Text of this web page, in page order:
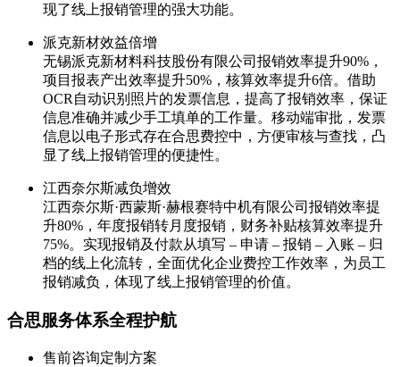
现了线上报销管理的强大功能。
派克新材效益倍增
无锡派克新材料科技股份有限公司报销效率提升90%，
项目报表产出效率提升50%，核算效率提升6倍。借助
OCR自动识别照片的发票信息，提高了报销效率，保证
信息准确并减少手工填单的工作量。移动端审批，发票
信息以电子形式存在合思费控中，方便审核与查找，凸
显了线上报销管理的便捷性。
江西奈尔斯减负增效
江西奈尔斯·西蒙斯·赫根赛特中机有限公司报销效率提
升80%，年度报销转月度报销，财务补贴核算效率提升
75%。实现报销及付款从填写 – 申请 – 报销 – 入账 – 归
档的线上化流转，全面优化企业费控工作效率，为员工
报销减负，体现了线上报销管理的价值。
合思服务体系全程护航
售前咨询定制方案